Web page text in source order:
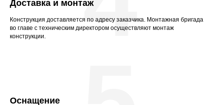
Доставка и монтаж
Конструкция доставляется по адресу заказчика. Монтажная бригада
во главе с техническим директором осуществляют монтаж
конструкции.
Оснащение